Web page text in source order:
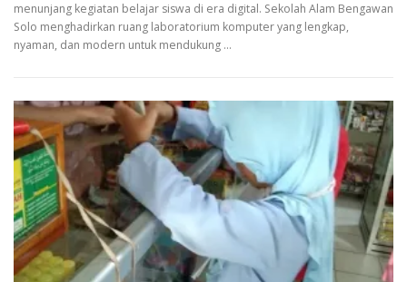
menunjang kegiatan belajar siswa di era digital. Sekolah Alam Bengawan
Solo menghadirkan ruang laboratorium komputer yang lengkap,
nyaman, dan modern untuk mendukung …